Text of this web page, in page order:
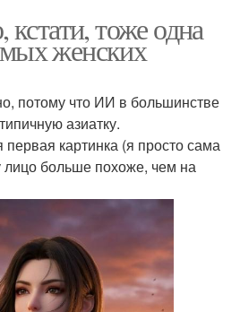
кстати, тоже одна
женских
потому что ИИ в большинстве
азиатку.
картинка (я просто сама
лицо больше похоже, чем на